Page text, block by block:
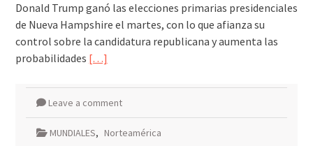
Donald Trump ganó las elecciones primarias presidenciales
de Nueva Hampshire el martes, con lo que afianza su
control sobre la candidatura republicana y aumenta las
probabilidades […]
Leave a comment
MUNDIALES, Norteamérica